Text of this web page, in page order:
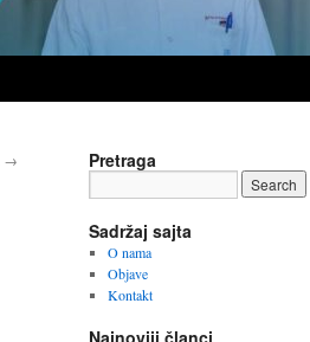
→ Pretraga
Sadržaj sajta
O nama
Objave
Kontakt
Najnoviji članci